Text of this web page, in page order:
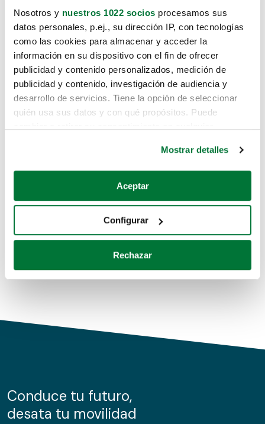
Nosotros y nuestros 1022 socios procesamos sus
datos personales, p.ej., su dirección IP, con tecnologías
como las cookies para almacenar y acceder la
información en su dispositivo con el fin de ofrecer
publicidad y contenido personalizados, medición de
publicidad y contenido, investigación de audiencia y
desarrollo de servicios. Tiene la opción de seleccionar
quién usa sus datos y con qué propósitos. Puede
Si lo permite, también quisiéramos:
Recopilar información sobre su ubicación geográfica
Identificar su dispositivo analizándolo activamente
para buscar características específicas (huellas
Obtenga más información sobre cómo se procesan sus
de cookies.
información sobre el uso que haga del sitio web con
nuestros partners de redes sociales, publicidad y análisis
Mostrar detalles
Aceptar
Configurar
Rechazar
Lo sentimos, no sabemos como
te hemos traido hasta aquí.
Pero puedes encontrar el coche que estás
buscando en alguno de estos enlaces:
Coches de segunda mano
Coches de km0
Conduce tu futuro,
desata tu movilidad